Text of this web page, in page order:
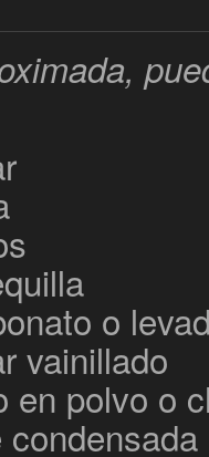
o
vainillado
en polvo o
condensada